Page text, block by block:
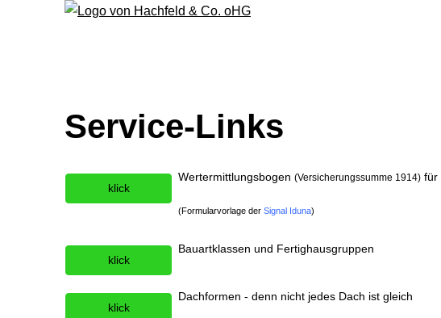
Service-Links
klick
Wertermittlungsbogen (Versicherungssumme 1914) für
(Formularvorlage der Signal Iduna)
klick
Bauartklassen und Fertighausgruppen
klick
Dachformen - denn nicht jedes Dach ist gleich